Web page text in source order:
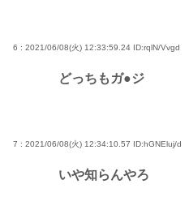
6 : 2021/06/08(火) 12:33:59.24 ID:rqlN/Vvgd
どっちもガ●ジ
7 : 2021/06/08(火) 12:34:10.57 ID:hGNEluj/d
いや知らんやろ